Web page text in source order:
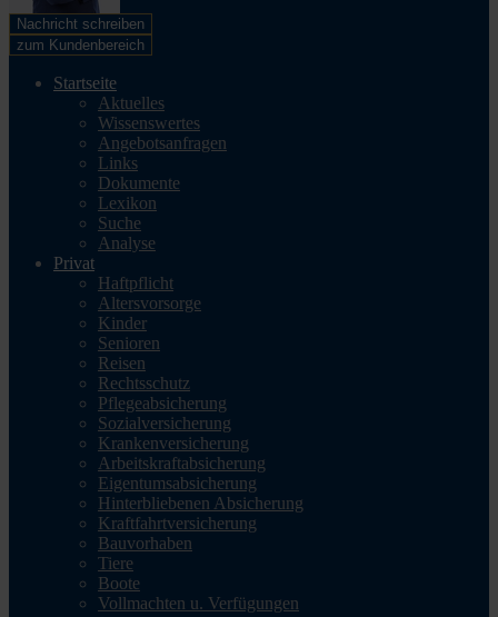
Nachricht schreiben
zum Kundenbereich
Startseite
Aktuelles
Wissenswertes
Angebotsanfragen
Links
Dokumente
Lexikon
Suche
Analyse
Privat
Haftpflicht
Altersvorsorge
Kinder
Senioren
Reisen
Rechtsschutz
Pflegeabsicherung
Sozialversicherung
Krankenversicherung
Arbeitskraftabsicherung
Eigentumsabsicherung
Hinterbliebenen Absicherung
Kraftfahrtversicherung
Bauvorhaben
Tiere
Boote
Vollmachten u. Verfügungen